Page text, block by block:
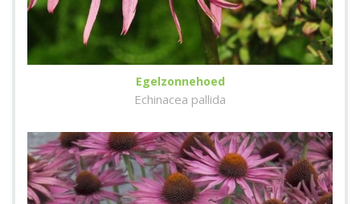
Egelzonnehoed
Echinacea pallida